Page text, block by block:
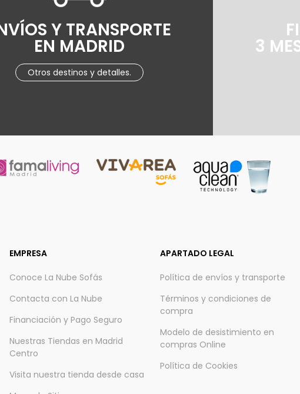
Y TRANSPORTE
EN MADRID
Otros destinos y detalles.
3
EMPRESA
Conoce La Nube Sofás
Contacta con La Nube
Financiación y Pago Seguro
Nuestras Tiendas en Madrid
Centro
Visita nuestra tienda desde casa
APARTADO LEGAL
Política de envíos y transporte
Términos y condiciones de
compra
Modelo de desistimiento en
compras Online
Política de Cookies